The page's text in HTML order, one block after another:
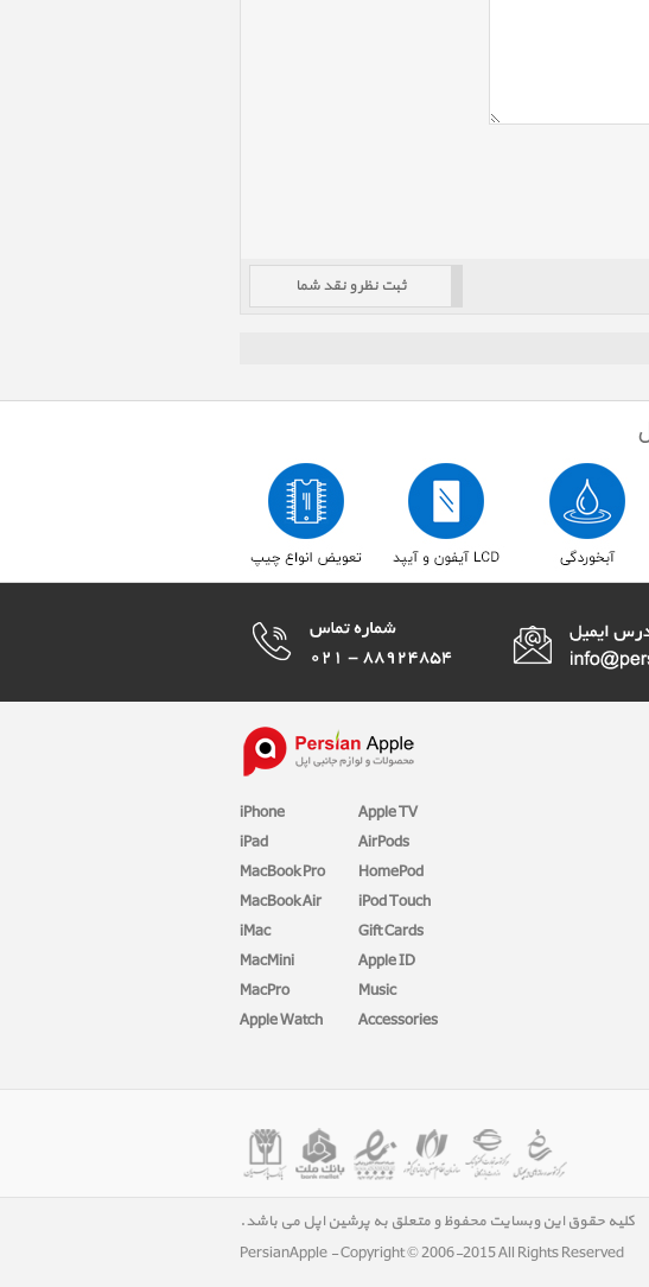
iPhone
iPad
MacBook Pro
MacBook Air
iMac
MacMini
MacPro
Apple Watch
Apple TV
AirPods
HomePod
iPod Touch
Gift Cards
Apple ID
Music
Accessories
کلیه حقوق این وبسایت محفوظ و متعلق به پرشین اپل می باشد.
PersianApple - Copyright © 2006-2015 All Rights Reserved